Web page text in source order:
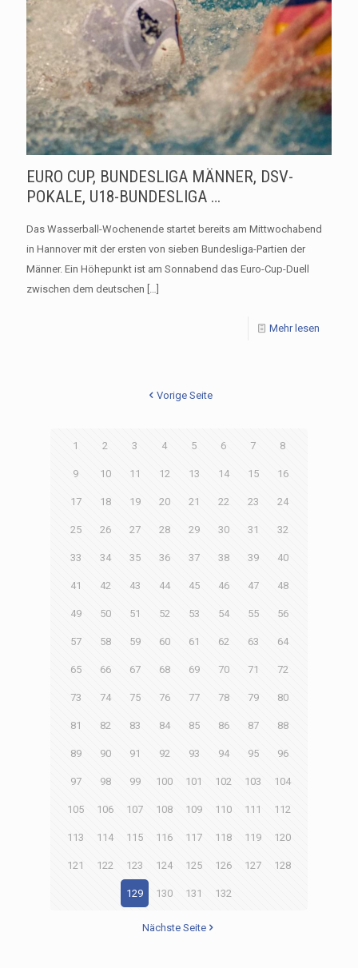
EURO CUP, BUNDESLIGA MÄNNER, DSV-
POKALE, U18-BUNDESLIGA …
Das Wasserball-Wochenende startet bereits am Mittwochabend
in Hannover mit der ersten von sieben Bundesliga-Partien der
Männer. Ein Höhepunkt ist am Sonnabend das Euro-Cup-Duell
zwischen dem deutschen […]
Mehr lesen
Vorige Seite
1 2 3 4 5 6 7 8
9 10 11 12 13 14 15 16
17 18 19 20 21 22 23 24
25 26 27 28 29 30 31 32
33 34 35 36 37 38 39 40
41 42 43 44 45 46 47 48
49 50 51 52 53 54 55 56
57 58 59 60 61 62 63 64
65 66 67 68 69 70 71 72
73 74 75 76 77 78 79 80
81 82 83 84 85 86 87 88
89 90 91 92 93 94 95 96
97 98 99 100 101 102 103 104
105 106 107 108 109 110 111 112
113 114 115 116 117 118 119 120
121 122 123 124 125 126 127 128
129 130 131 132
Nächste Seite